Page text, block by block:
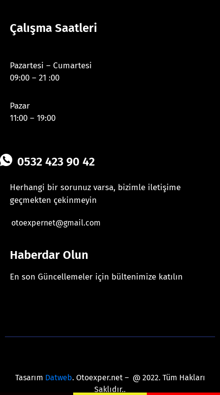
Çalışma Saatleri
Pazartesi – Cumartesi
09:00 – 21 :00
Pazar
11:00 – 19:00
0532 423 90 42
Herhangi bir sorunuz varsa, bizimle iletişime
geçmekten çekinmeyin
otoexpernet@gmail.com
Haberdar Olun
En son Güncellemeler için bültenimize katılın
Tasarım Datweb. Otoexper.net – @ 2022. Tüm Hakları
Saklıdır..